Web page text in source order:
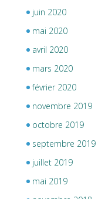
juin 2020
mai 2020
avril 2020
mars 2020
février 2020
novembre 2019
octobre 2019
septembre 2019
juillet 2019
mai 2019